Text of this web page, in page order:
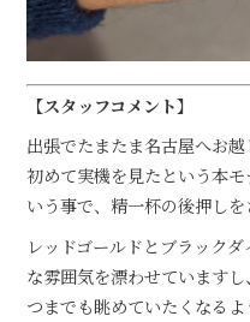
【スタッフコメント】
出張でたまたま名古屋へお越
初めて実機を見たという本
いう事で、精一杯の後押しを
レッドゴールドとブラック
な雰囲気を漂わせています
つまでも眺めていたくなるよ